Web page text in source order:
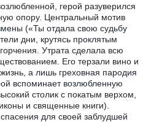
герой разуверился
опору. Центральный мотив
(«Ты отдала свою судьбу
дни, крутясь проклятым
Утрата сделала всю
Его терзали вино и
а лишь греховная пародия
вспоминает возлюбленную
столик с покатым верхом,
и священные книги).
для своей заблудшей